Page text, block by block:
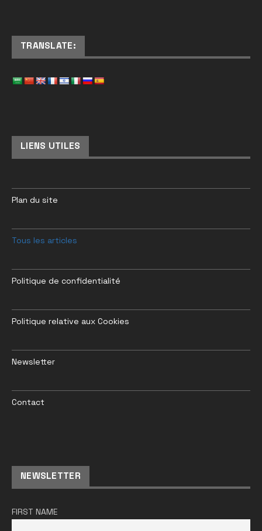
TRANSLATE:
LIENS UTILES
Plan du site
Tous les articles
Politique de confidentialité
Politique relative aux Cookies
Newsletter
Contact
NEWSLETTER
FIRST NAME